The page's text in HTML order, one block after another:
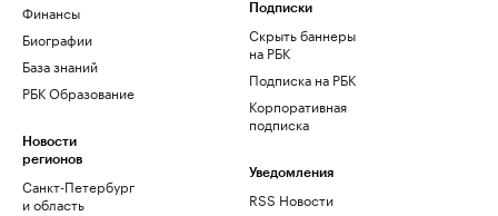
Финансы
Биографии
База знаний
РБК Образование
Новости
регионов
Санкт-Петербург
и область
Подписки
Скрыть баннеры
на РБК
Подписка на РБК
Корпоративная
подписка
Уведомления
RSS Новости